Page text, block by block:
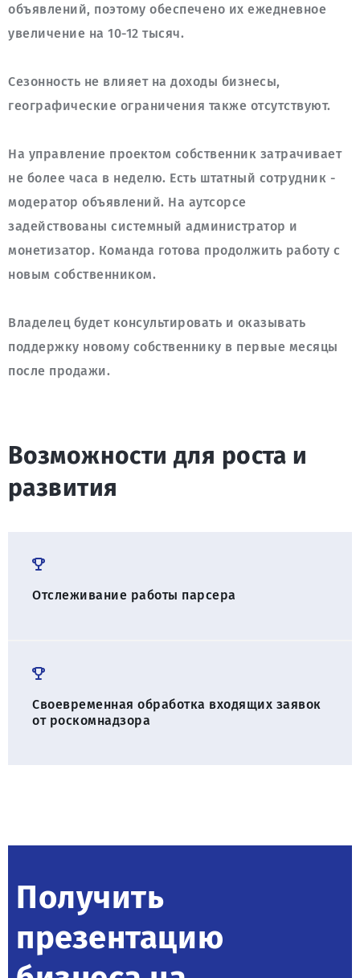
объявлений, поэтому обеспечено их ежедневное
Сезонность не влияет на доходы бизнесы,
На управление проектом собственник затрачивает
не более часа в неделю. Есть штатный сотрудник -
модератор объявлений. На аутсорсе
задействованы системный администратор и
монетизатор. Команда готова продолжить работу с
Владелец будет консультировать и оказывать
поддержку новому собственнику в первые месяцы
после продажи.
Возможности для роста и
развития
Отслеживание работы парсера
Своевременная обработка входящих заявок
от роскомнадзора
Получить
презентацию